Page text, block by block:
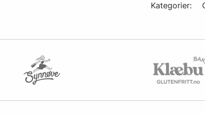
Kategorier: